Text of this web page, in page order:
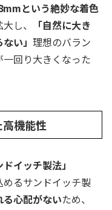
という絶妙な着色
し、
「自然に大き
ない」理想のバラン
回り大きくなった
機能性
イッチ製法」
るサンドイッチ製
心配がないため、